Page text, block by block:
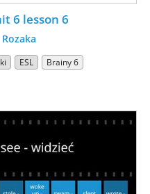
6 lesson 6
Rozaka
ESL Brainy 6